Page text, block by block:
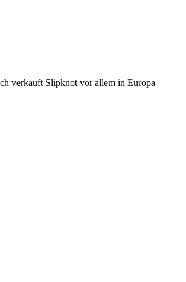
verkauft Slipknot vor allem in Europa